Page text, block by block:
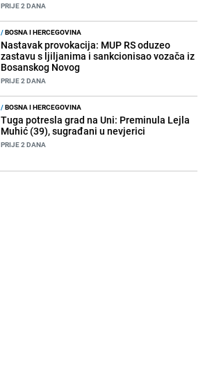
PRIJE 2 DANA
/BOSNA I HERCEGOVINA
Nastavak provokacija: MUP RS oduzeo
zastavu s ljiljanima i sankcionisao vozača iz
Bosanskog Novog
PRIJE 2 DANA
/BOSNA I HERCEGOVINA
Tuga potresla grad na Uni: Preminula Lejla
Muhić (39), sugrađani u nevjerici
PRIJE 2 DANA